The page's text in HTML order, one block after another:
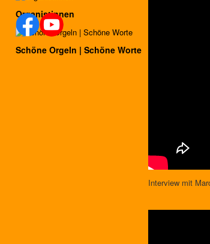
Interview mit
Organistinnen
Schöne Orgeln | Schöne Worte